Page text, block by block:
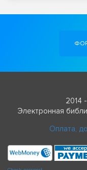
2014
Электронная
Оплата,